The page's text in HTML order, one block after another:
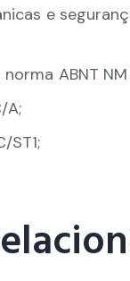
e
ABNT
A;
ST1;